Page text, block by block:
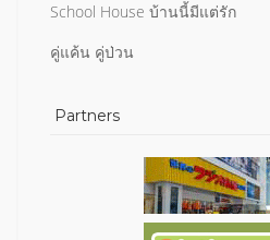
School House บ้านนี้มีแต่รัก
คู่แค้น คู่ป่วน
Partners